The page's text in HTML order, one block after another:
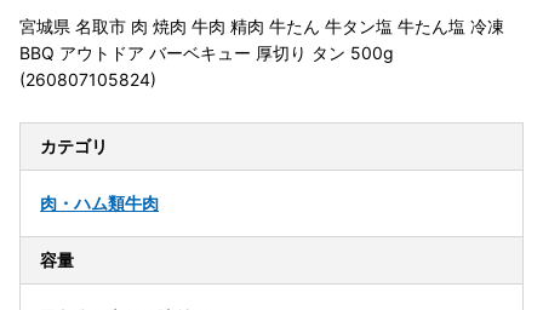
宮城県 名取市 肉 焼肉 牛肉 精肉 牛たん 牛タン塩 牛たん塩 冷凍
BBQ アウトドア バーベキュー 厚切り タン 500g
(260807105824)
カテゴリ
肉・ハム類牛肉
容量